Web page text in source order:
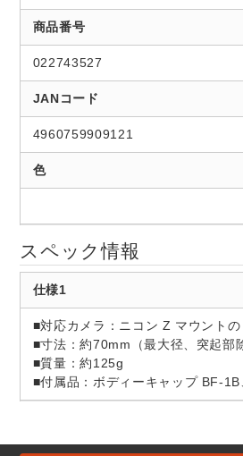
商品番号
022743527
JANコード
4960759909121
色
スペック情報
仕様1
■対応カメラ：ニコン Z マウント
■寸法：約70mm（最大径、突起部
■質量：約125g
■付属品：ボディーキャップ BF-